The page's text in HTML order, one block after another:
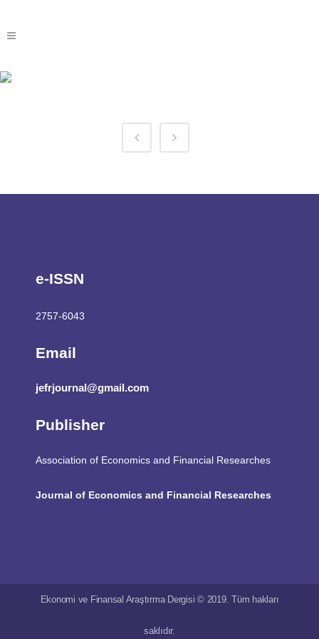
e-ISSN
2757-6043
Email
jefrjournal@gmail.com
Publisher
Association of Economics and Financial Researches
Journal of Economics and Financial Researches
Ekonomi ve Finansal Araştırma Dergisi © 2019. Tüm hakları
saklıdır.